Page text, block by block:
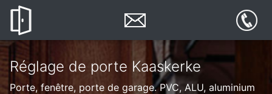
Réglage de porte Kaaskerke
Porte, fenêtre, porte de garage. PVC, ALU, aluminium